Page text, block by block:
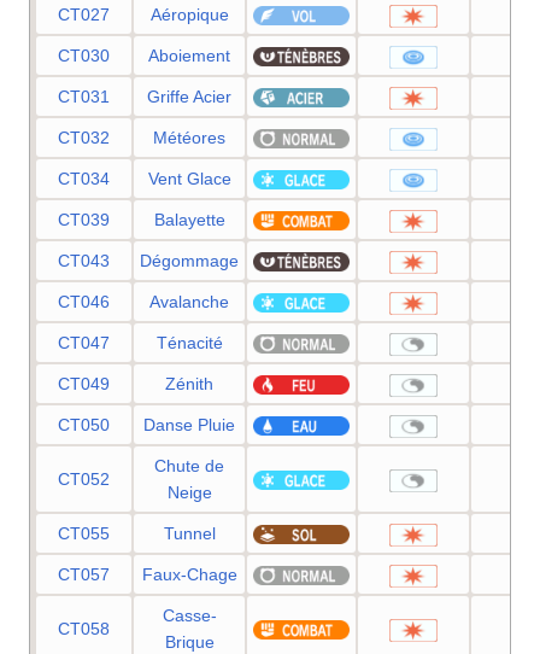
CT027 Aéropique
CT030 Aboiement
CT031 Griffe Acier
CT032 Météores
CT034 Vent Glace
CT039 Balayette
CT043 Dégommage
CT046 Avalanche
CT047 Ténacité
CT049 Zénith
CT050 Danse Pluie
CT052
Chute de
Neige
CT055 Tunnel
CT057 Faux-Chage
CT058
Casse-
Brique